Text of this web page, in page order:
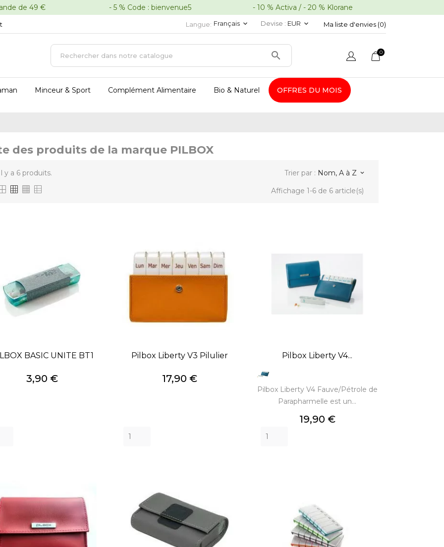
commande de 49 € - 5 % Code : bienvenue5 - 10 % Activa / - 20 % Klorane
Langue: Français keyboard_arrow_down Devise : EUR keyboard_arrow_down Ma liste d'envies (0)
 0
Minceur & Sport Complément Alimentaire Bio & Naturel OFFRES DU MOIS
des produits de la marque PILBOX
y a 6 produits. Trier par : Nom, A à Z keyboard_arrow_down
Affichage 1-6 de 6 article(s)
BASIC UNITE BT1
Prix
3,90 €
Pilbox Liberty V3 Pilulier
Prix
17,90 €
Pilbox Liberty V4...
Pilbox Liberty V4 Fauve/Pétrole de
Parapharmelle est un...
Prix
19,90 €